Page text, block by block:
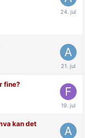
fine?
kan det